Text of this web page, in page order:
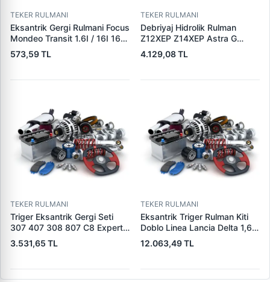
TEKER RULMANI
Eksantrik Gergi Rulmani Focus
Mondeo Transit 1.6I / 16I 16V
/ 1.8I / 1.8 1 16V / 2.0I 96> |
ABA 25853879 | OEM XS7G
573,59 TL
TEKER RULMANI
Debriyaj Hidrolik Rulman
Z12XEP Z14XEP Astra G
Corsa C (Borulu) | AISIN
CSCE-OP03 | OEM 5679331
4.129,08 TL
TEKER RULMANI
Triger Eksantrik Gergi Seti
307 407 308 807 C8 Expert
3 Jumpy 3 EW7A EW10A 1.8
16V 2.0 16 153 Dis(Dayco
KIT 591/1 HT | OEM 0831V6
3.531,65 TL
TEKER RULMANI
Eksantrik Triger Rulman Kiti
Doblo Linea Lancia Delta 1,6
Multijet 07> | OPAR
71754562 | OEM 71754562
12.063,49 TL